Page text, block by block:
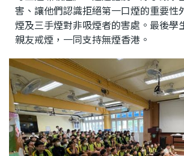
害、讓他們認識拒絕第一口煙的重要性
煙及三手煙對非吸煙者的害處。最後學
親友戒煙，一同支持無煙香港。